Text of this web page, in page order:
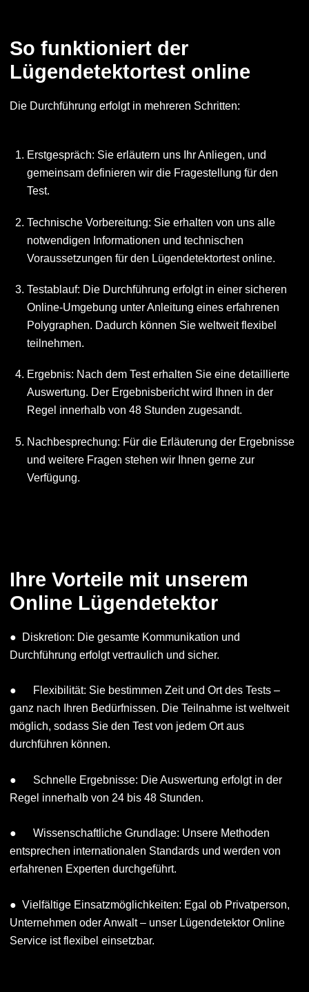
So funktioniert der
Lügendetektortest online
Die Durchführung erfolgt in mehreren Schritten:
Erstgespräch: Sie erläutern uns Ihr Anliegen, und
gemeinsam definieren wir die Fragestellung für den
Test.
Technische Vorbereitung: Sie erhalten von uns alle
notwendigen Informationen und technischen
Voraussetzungen für den Lügendetektortest online.
Testablauf: Die Durchführung erfolgt in einer sicheren
Online-Umgebung unter Anleitung eines erfahrenen
Polygraphen. Dadurch können Sie weltweit flexibel
teilnehmen.
Ergebnis: Nach dem Test erhalten Sie eine detaillierte
Auswertung. Der Ergebnisbericht wird Ihnen in der
Regel innerhalb von 48 Stunden zugesandt.
Nachbesprechung: Für die Erläuterung der Ergebnisse
und weitere Fragen stehen wir Ihnen gerne zur
Verfügung.
Ihre Vorteile mit unserem
Online Lügendetektor
● Diskretion: Die gesamte Kommunikation und
Durchführung erfolgt vertraulich und sicher.
● Flexibilität: Sie bestimmen Zeit und Ort des Tests –
ganz nach Ihren Bedürfnissen. Die Teilnahme ist weltweit
möglich, sodass Sie den Test von jedem Ort aus
durchführen können.
● Schnelle Ergebnisse: Die Auswertung erfolgt in der
Regel innerhalb von 24 bis 48 Stunden.
● Wissenschaftliche Grundlage: Unsere Methoden
entsprechen internationalen Standards und werden von
erfahrenen Experten durchgeführt.
● Vielfältige Einsatzmöglichkeiten: Egal ob Privatperson,
Unternehmen oder Anwalt – unser Lügendetektor Online
Service ist flexibel einsetzbar.